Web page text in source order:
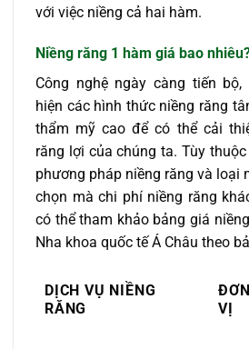
với việc niềng cả hai hàm.
Niềng răng 1 hàm giá bao
Công nghệ ngày càng tiến
hiện các hình thức niềng răng
thẩm mỹ cao để có thể cải
răng lợi của chúng ta. Tùy
phương pháp niềng răng và loại
chọn mà chi phí niềng răng
có thể tham khảo bảng giá
Nha khoa quốc tế Á Châu theo
DỊCH VỤ NIỀNG
RĂNG
ĐƠN
VỊ